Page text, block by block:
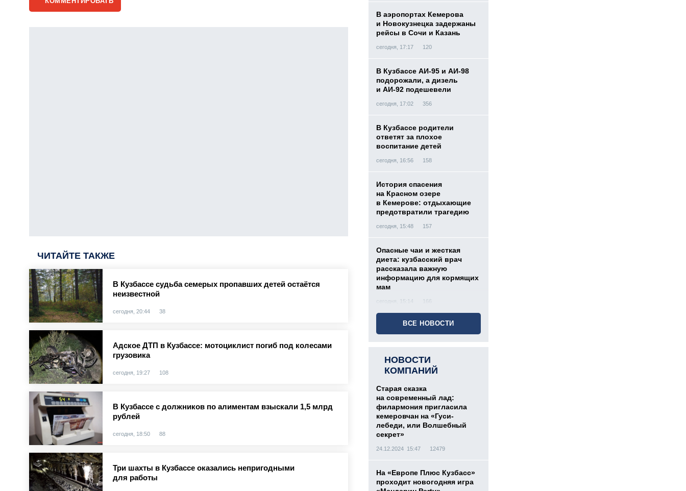
ЧИТАЙТЕ ТАКЖЕ
В Кузбассе судьба семерых пропавших детей остаётся
неизвестной
сегодня, 20:44 38
Адское ДТП в Кузбассе: мотоциклист погиб под колесами
грузовика
сегодня, 19:27 108
В Кузбассе с должников по алиментам взыскали 1,5 млрд
рублей
сегодня, 18:50 88
Три шахты в Кузбассе оказались непригодными
для работы
В аэропортах Кемерова
и Новокузнецка задержаны
рейсы в Сочи и Казань
сегодня, 17:17 120
В Кузбассе АИ-95 и АИ-98
подорожали, а дизель
и АИ-92 подешевели
сегодня, 17:02 356
В Кузбассе родители
ответят за плохое
воспитание детей
сегодня, 16:56 158
История спасения
на Красном озере
в Кемерове: отдыхающие
предотвратили трагедию
сегодня, 15:48 157
Опасные чаи и жесткая
диета: кузбасский врач
рассказала важную
информацию для кормящих
мам
сегодня, 15:14 166
ВСЕ НОВОСТИ
НОВОСТИ
КОМПАНИЙ
Старая сказка
на современный лад:
филармония пригласила
кемеровчан на «Гуси-
лебеди, или Волшебный
секрет»
24.12.2024 15:47 12479
На «Европе Плюс Кузбасс»
проходит новогодняя игра